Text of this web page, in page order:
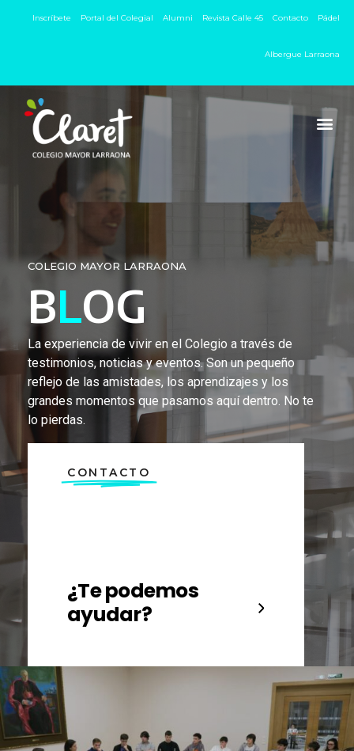
Inscríbete Portal del Colegial Alumni Revista Calle 45 Contacto Pádel
Albergue Larraona
COLEGIO MAYOR LARRAONA
BLOG
La experiencia de vivir en el Colegio a través de
testimonios, noticias y eventos. Son un pequeño
reflejo de las amistades, los aprendizajes y los
grandes momentos que pasamos aquí dentro. No te
lo pierdas.
CONTACTO
¿Te podemos
ayudar?